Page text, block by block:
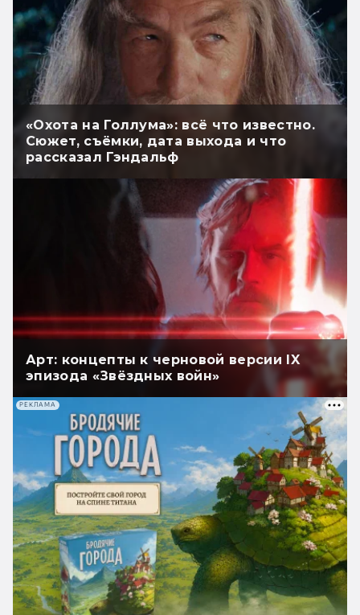
«Охота на Голлума»: всё что известно.
Сюжет, съёмки, дата выхода и что
рассказал Гэндальф
Арт: концепты к черновой версии IX
эпизода «Звёздных войн»
РЕКЛАМА